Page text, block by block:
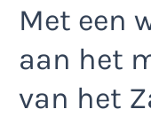
Met een
aan het
van het